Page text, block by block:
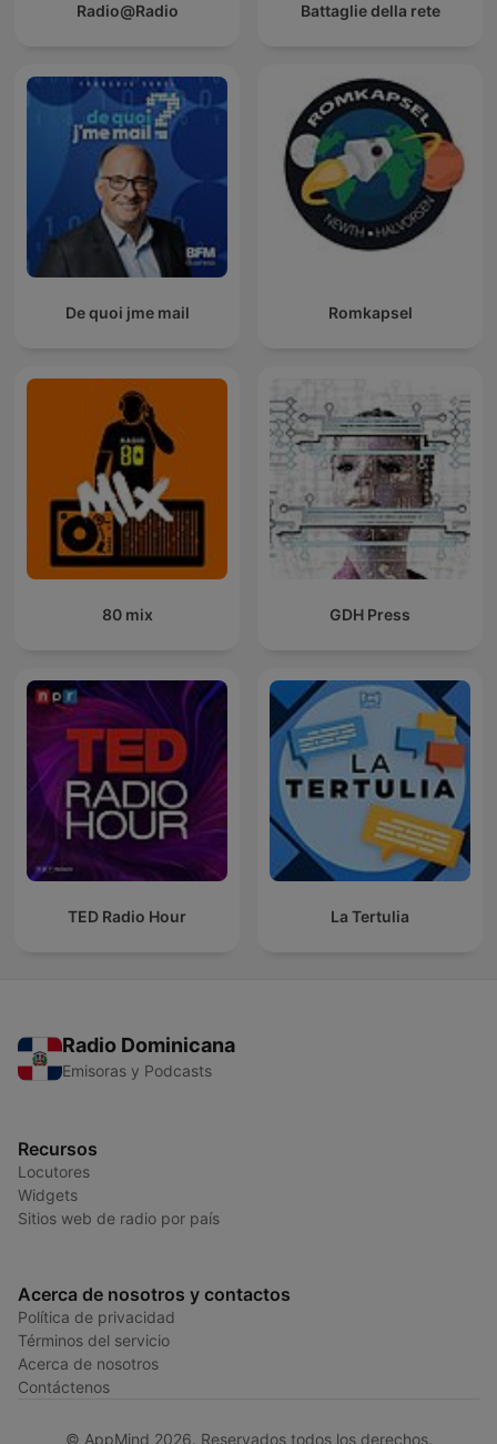
Radio@Radio Battaglie della rete
De quoi jme mail Romkapsel
80 mix GDH Press
TED Radio Hour La Tertulia
Radio Dominicana
Emisoras y Podcasts
Recursos
Locutores
Widgets
Sitios web de radio por país
Acerca de nosotros y contactos
Política de privacidad
Términos del servicio
Acerca de nosotros
Contáctenos
© AppMind 2026. Reservados todos los derechos.